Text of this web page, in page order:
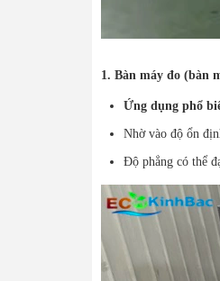
1. Bàn máy đo (bàn
Ứng dụng phổ
Nhờ vào độ ổn
Độ phẳng có thể